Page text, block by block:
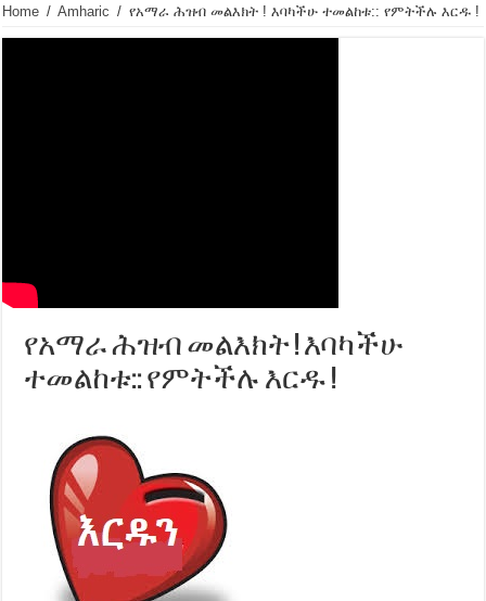
Home / Amharic / የአማራ ሕዝብ መልእክት ! እባካችሁ ተመልከቱ:: የምትችሉ እርዱ !
የአማራ ሕዝብ መልእክት ! እባካችሁ
ተመልከቱ:: የምትችሉ እርዱ !